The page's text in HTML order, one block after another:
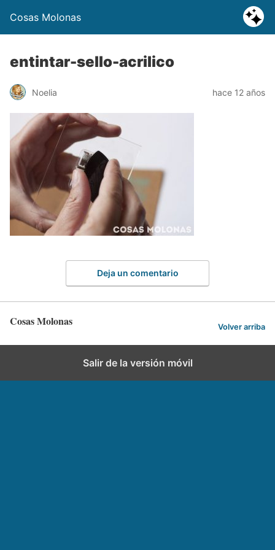
Cosas Molonas
entintar-sello-acrilico
Noelia hace 12 años
Deja un comentario
Cosas Molonas Volver arriba
Salir de la versión móvil